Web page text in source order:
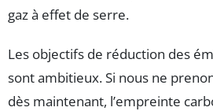
gaz à effet de serre.
Les objectifs de réduction des
sont ambitieux. Si nous ne
dès maintenant, l’empreinte